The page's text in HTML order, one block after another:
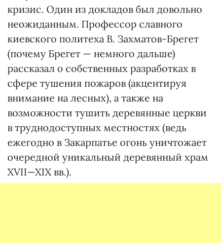
кризис. Один из докладов был довольно
неожиданным. Профессор славного
киевского политеха В. Захматов-Брегет
(почему Брегет — немного дальше)
рассказал о собственных разработках в
сфере тушения пожаров (акцентируя
внимание на лесных), а также на
возможности тушить деревянные церкви
в труднодоступных местностях (ведь
ежегодно в Закарпатье огонь уничтожает
очередной уникальный деревянный храм
XVII—XIX вв.).